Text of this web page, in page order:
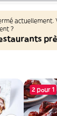
actuellement.
?
2 pour 1